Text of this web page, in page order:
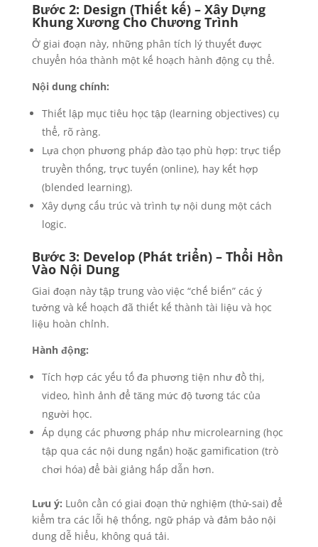
Bước 2: Design (Thiết kế) – Xây Dựng
Khung Xương Cho Chương Trình
Ở giai đoạn này, những phân tích lý thuyết được
chuyển hóa thành một kế hoạch hành động cụ thể.
Nội dung chính:
Thiết lập mục tiêu học tập (learning objectives) cụ
thể, rõ ràng.
Lựa chọn phương pháp đào tạo phù hợp: trực tiếp
truyền thống, trực tuyến (online), hay kết hợp
(blended learning).
Xây dựng cấu trúc và trình tự nội dung một cách
logic.
Bước 3: Develop (Phát triển) – Thổi Hồn
Vào Nội Dung
Giai đoạn này tập trung vào việc “chế biến” các ý
tưởng và kế hoạch đã thiết kế thành tài liệu và học
liệu hoàn chỉnh.
Hành động:
Tích hợp các yếu tố đa phương tiện như đồ thị,
video, hình ảnh để tăng mức độ tương tác của
người học.
Áp dụng các phương pháp như microlearning (học
tập qua các nội dung ngắn) hoặc gamification (trò
chơi hóa) để bài giảng hấp dẫn hơn.
Lưu ý: Luôn cần có giai đoạn thử nghiệm (thử-sai) để
kiểm tra các lỗi hệ thống, ngữ pháp và đảm bảo nội
dung dễ hiểu, không quá tải.